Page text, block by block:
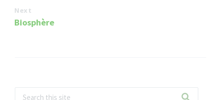
Next
Biosphère